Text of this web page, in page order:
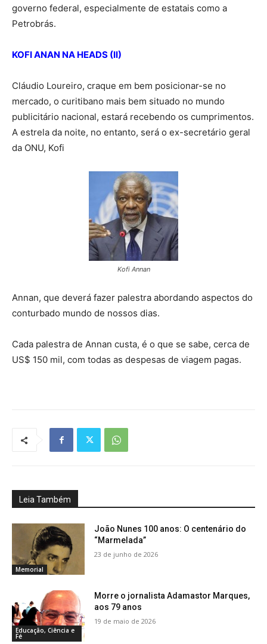
governo federal, especialmente de estatais como a
Petrobrás.
KOFI ANAN NA HEADS (II)
Cláudio Loureiro, craque em bem posicionar-se no
mercado, o curitibano mais bem situado no mundo
publicitário nacional, estará recebendo os cumprimentos.
A estrela da noite, no entanto, será o ex-secretário geral
da ONU, Kofi
Kofi Annan
Annan, que deverá fazer palestra abordando aspectos do
conturbado mundo de nossos dias.
Cada palestra de Annan custa, é o que se sabe, cerca de
US$ 150 mil, com todas as despesas de viagem pagas.
Leia Também
Memorial
João Nunes 100 anos: O centenário do
“Marmelada”
23 de junho de 2026
Educação, Ciência e
Fé
Morre o jornalista Adamastor Marques,
aos 79 anos
19 de maio de 2026